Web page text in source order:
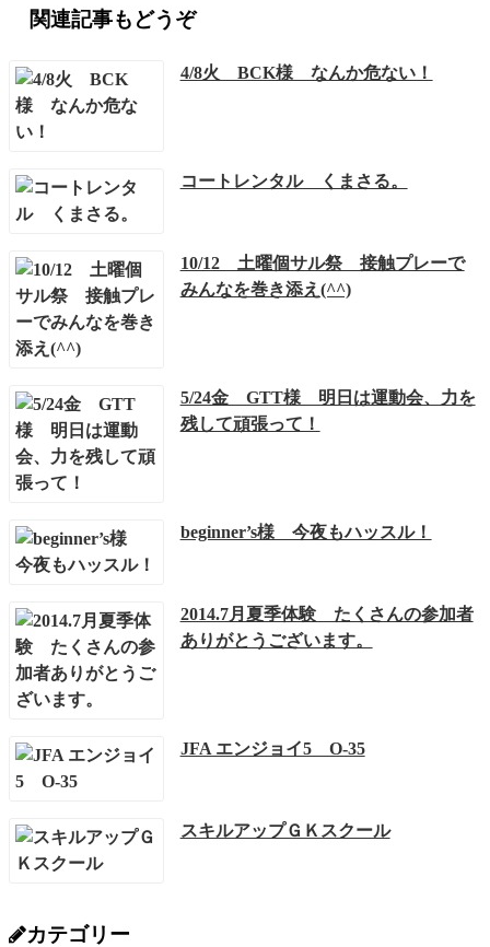
関連記事もどうぞ
4/8火 BCK様 なんか危ない！
コートレンタル くまさる。
10/12 土曜個サル祭 接触プレーで
みんなを巻き添え(^^)
5/24金 GTT様 明日は運動会、力を
残して頑張って！
beginner’s様 今夜もハッスル！
2014.7月夏季体験 たくさんの参加者
ありがとうございます。
JFA エンジョイ5 O-35
スキルアップＧＫスクール
カテゴリー